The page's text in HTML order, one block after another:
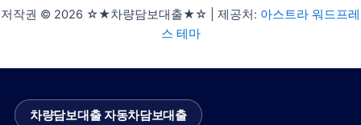
저작권 © 2026 ☆★차량담보대출★☆ | 제공처: 아스트라 워드프레
스 테마
차량담보대출 자동차담보대출